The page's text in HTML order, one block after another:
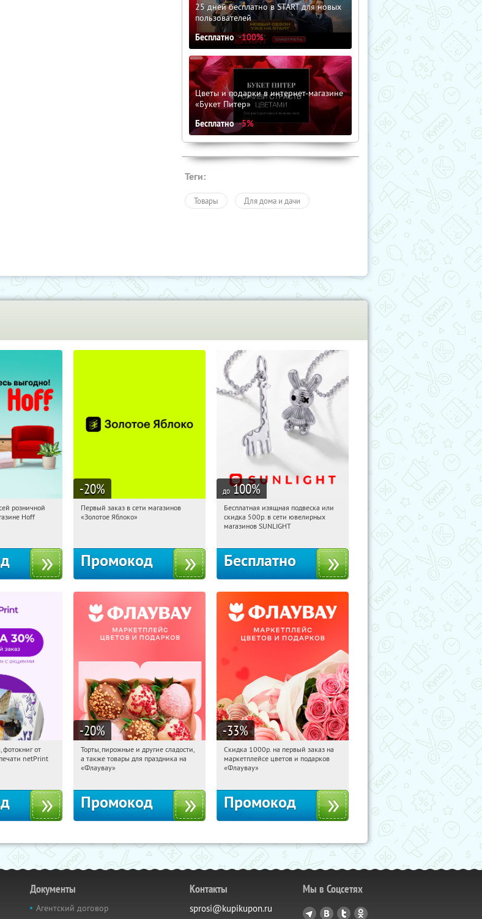
25 дней бесплатно в START для новых
пользователей
Бесплатно -100%
Цветы и подарки в интернет-магазине
«Букет Питер»
Бесплатно -5%
Теги:
Товары Для дома и дачи
Получили:
розничной
Hoff
-20%
03:59:14
Получи первым!
Первый заказ в сети магазинов
«Золотое Яблоко»
Промокод
до 100%
03:59:14 Получили:
Россия
Бесплатная изящная подвеска или
скидка 500р. в сети ювелирных
магазинов SUNLIGHT
Бесплатно
Получили:
фотокниг от
netPrint
-20%
03:59:14 Получили:
Россия
Торты, пирожные и другие сладости,
а также товары для праздника на
«Флаувау»
Промокод
-33%
03:59:14 Получили:
Россия
Скидка 1000р. на первый заказ на
маркетплейсе цветов и подарков
«Флаувау»
Промокод
Документы
Агентский договор
Контакты
sprosi@kupikupon.ru
Мы в Соцсетях